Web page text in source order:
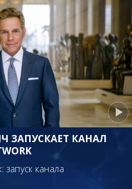
ЗАПУСКАЕТ КАНАЛ
канала